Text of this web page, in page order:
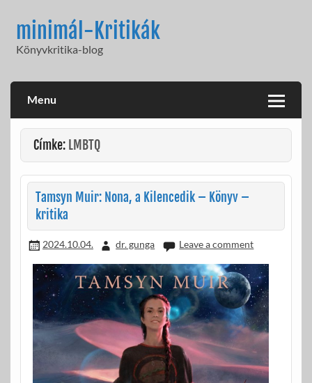
contentminimál-Kritikák
Könyvkritika-blog
Menu
Címke: LMBTQ
Tamsyn Muir: Nona, a Kilencedik – Könyv –
kritika
2024.10.04. dr. gunga Leave a comment